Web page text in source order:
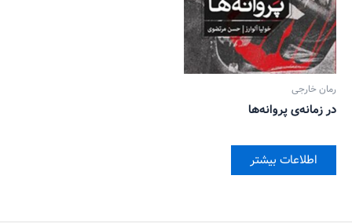
رمان خارجی
در زمانه‌ی پروانه‌ها
اطلاعات بیشتر